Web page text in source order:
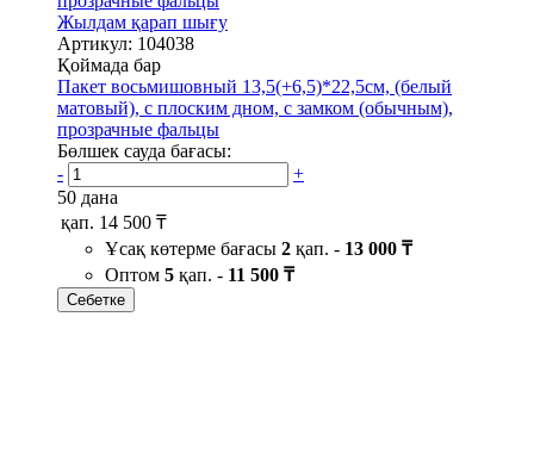
Жылдам қарап шығу
Артикул: 104038
Қоймада бар
Пакет восьмишовный 13,5(+6,5)*22,5см, (белый
матовый), с плоским дном, с замком (обычным),
прозрачные фальцы
Бөлшек сауда бағасы:
-
+
50 дана
қап. 14 500 ₸
Ұсақ көтерме бағасы 2 қап. - 13 000 ₸
Оптом 5 қап. - 11 500 ₸
Себетке